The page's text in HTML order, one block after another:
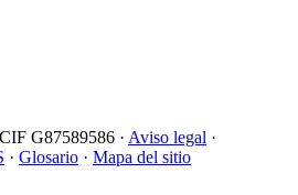
G87589586 · Aviso legal ·
· Glosario · Mapa del sitio